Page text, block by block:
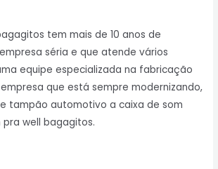
tem mais de 10 anos de
séria e que atende vários
equipe especializada na fabricação
que está sempre modernizando,
tampão automotivo a caixa de som
well bagagitos.